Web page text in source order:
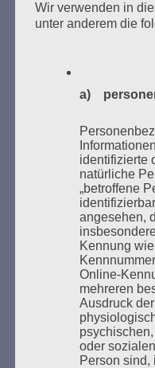
VERBRANNTEN
Donnerstag, 21.
Zum 26. Mal gibt es
des Gedenkens an die
Kaifu-Ufer – genau an
Bücher verbrannten.
Wir verwenden in
unter anderem die
a)
identifizierte
natürliche
„betroffene
angesehen,
Kennung
Online-
mehreren
Ausdruck
oder
Person sind,